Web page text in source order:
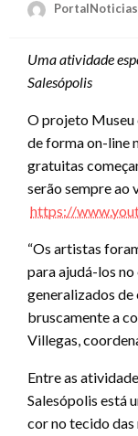
Uma atividade
Salesópolis
O projeto Museu
de forma on-line
gratuitas
serão sempre ao
https://
“Os artistas
para ajudá-los
generalizados de
bruscamente a
Villegas,
Entre as
Salesópolis está
cor no tecido